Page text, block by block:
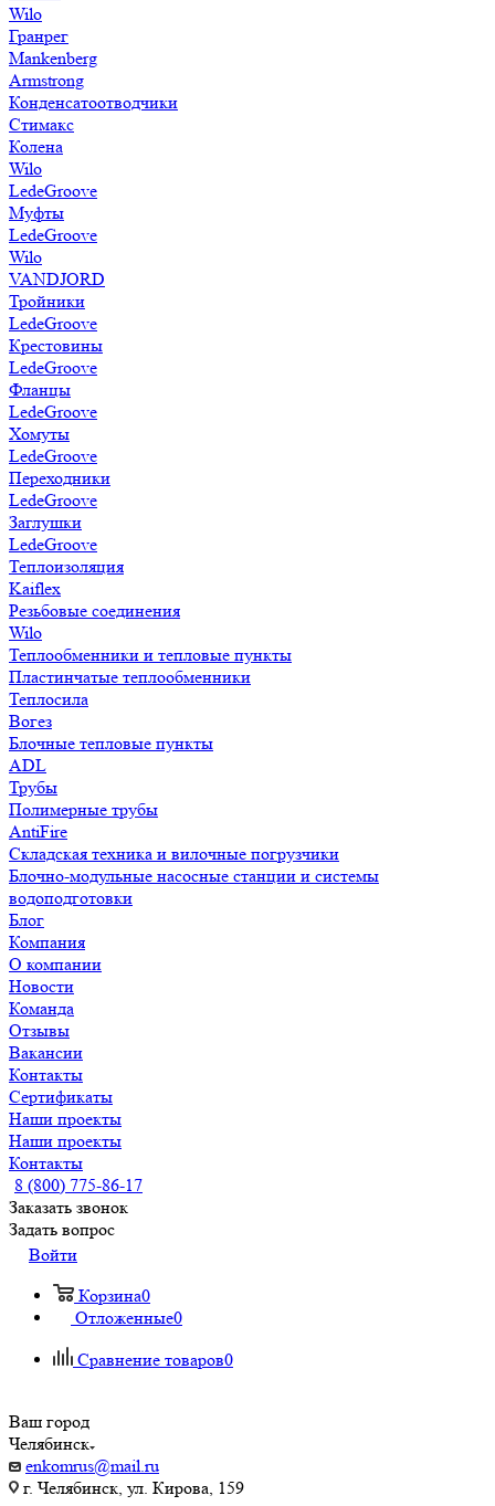
Wilo
Гранрег
Mankenberg
Armstrong
Конденсатоотводчики
Стимакс
Колена
Wilo
LedeGroove
Муфты
LedeGroove
Wilo
VANDJORD
Тройники
LedeGroove
Крестовины
LedeGroove
Фланцы
LedeGroove
Хомуты
LedeGroove
Переходники
LedeGroove
Заглушки
LedeGroove
Теплоизоляция
Kaiflex
Резьбовые соединения
Wilo
Теплообменники и тепловые пункты
Пластинчатые теплообменники
Теплосила
Вогез
Блочные тепловые пункты
ADL
Трубы
Полимерные трубы
AntiFire
Складская техника и вилочные погрузчики
Блочно-модульные насосные станции и системы
водоподготовки
Блог
Компания
О компании
Новости
Команда
Отзывы
Вакансии
Контакты
Сертификаты
Наши проекты
Наши проекты
Контакты
8 (800) 775-86-17
Заказать звонок
Задать вопрос
Войти
Корзина0
Отложенные0
Сравнение товаров0
Ваш город
Челябинск
enkomrus@mail.ru
г. Челябинск, ул. Кирова, 159